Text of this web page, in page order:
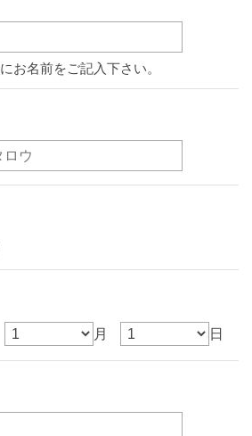
お名前をご記入下さい。
月 日